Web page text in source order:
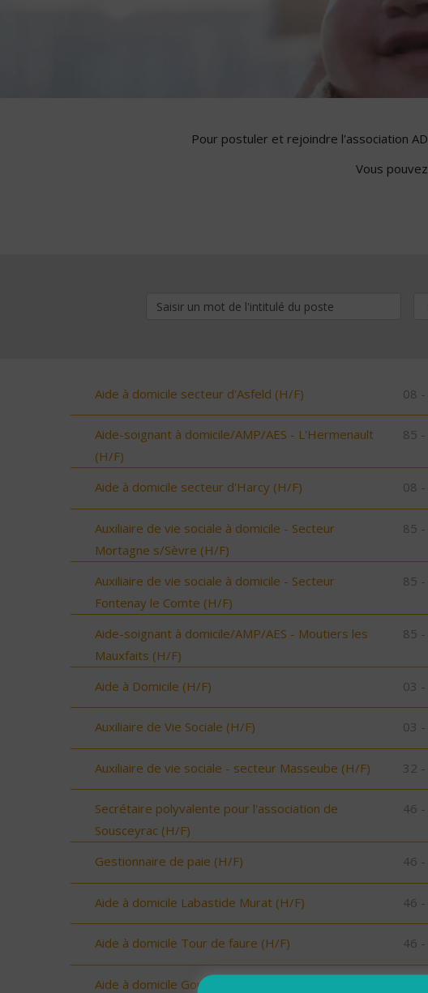
Pour postuler et rejoindre l'association
Vous
Aide à domicile secteur d'Asfeld (H/F) 08 -
Aide-soignant à domicile/AMP/AES - L'Hermenault
(H/F)
85 -
Aide à domicile secteur d'Harcy (H/F) 08 -
Auxiliaire de vie sociale à domicile - Secteur
Mortagne s/Sèvre (H/F)
85 -
Auxiliaire de vie sociale à domicile - Secteur
Fontenay le Comte (H/F)
85 -
Aide-soignant à domicile/AMP/AES - Moutiers les
Mauxfaits (H/F)
85 -
Aide à Domicile (H/F) 03 -
Auxiliaire de Vie Sociale (H/F) 03 -
Auxiliaire de vie sociale - secteur Masseube (H/F) 32
Secrétaire polyvalente pour l'association de
Sousceyrac (H/F)
46
Gestionnaire de paie (H/F) 46
Aide à domicile Labastide Murat (H/F) 46
Aide à domicile Tour de faure (H/F) 46
Aide à domicile Gourdon (H/F)